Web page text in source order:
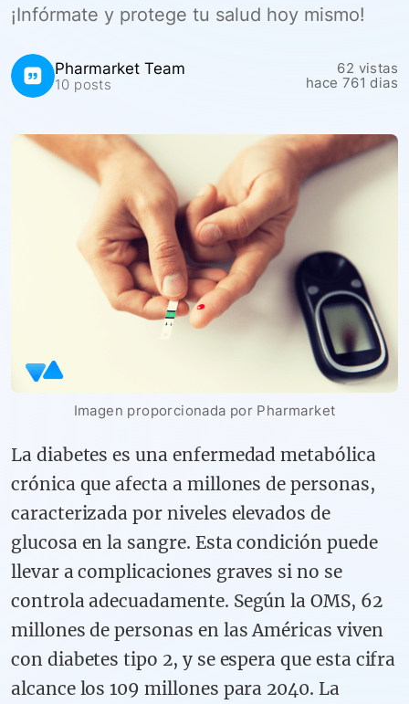
¡Infórmate y protege tu salud hoy mismo!
Pharmarket Team
10 posts
62 vistas
hace 761 dias
Imagen proporcionada por Pharmarket
La diabetes es una enfermedad metabólica
crónica que afecta a millones de personas,
caracterizada por niveles elevados de
glucosa en la sangre. Esta condición puede
llevar a complicaciones graves si no se
controla adecuadamente. Según la OMS, 62
millones de personas en las Américas viven
con diabetes tipo 2, y se espera que esta cifra
alcance los 109 millones para 2040. La